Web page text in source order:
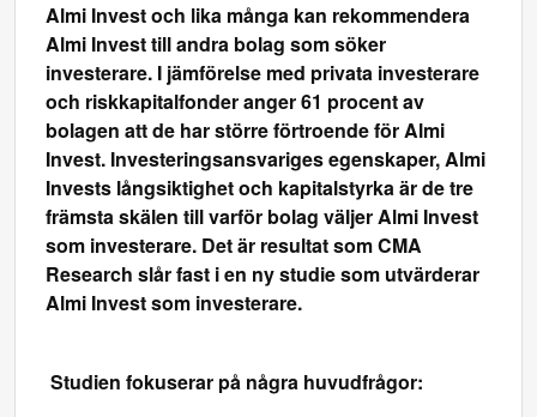
Almi Invest och lika många kan rekommendera
Almi Invest till andra bolag som söker
investerare. I jämförelse med privata investerare
och riskkapitalfonder anger 61 procent av
bolagen att de har större förtroende för Almi
Invest. Investeringsansvariges egenskaper, Almi
Invests långsiktighet och kapitalstyrka är de tre
främsta skälen till varför bolag väljer Almi Invest
som investerare. Det är resultat som CMA
Research slår fast i en ny studie som utvärderar
Almi Invest som investerare.
Studien fokuserar på några huvudfrågor: